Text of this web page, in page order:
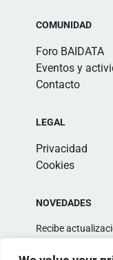
COMUNIDAD
Foro BAIDATA
Eventos y
Contacto
LEGAL
Privacidad
Cookies
NOVEDADES
Recibe